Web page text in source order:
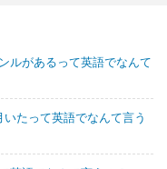
ルがあるって英語でなんて
たって英語でなんて言う